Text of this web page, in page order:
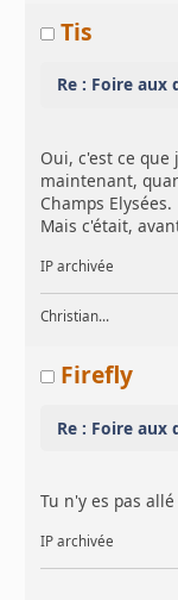
Tis
Re : Foire aux
Oui, c'est ce
maintenant,
Champs Elysées.
Mais c'était,
IP archivée
Christian...
Firefly
Re : Foire aux
Tu n'y es pas
IP archivée